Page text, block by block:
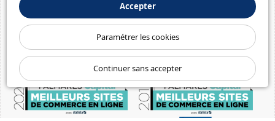
Accepter
Paramétrer les cookies
Continuer sans accepter